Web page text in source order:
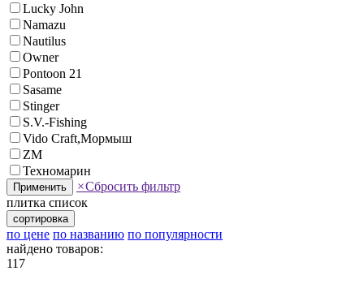
Lucky John
Namazu
Nautilus
Owner
Pontoon 21
Sasame
Stinger
S.V.-Fishing
Vido Craft,Мормыш
ZM
Техномарин
Применить ×Сбросить фильтр
плитка список
сортировка
по цене по названию по популярности
найдено товаров:
117